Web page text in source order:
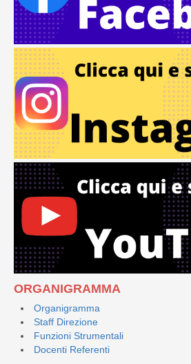
ORGANIGRAMMA
Organigramma
Staff Direzione
Funzioni Strumentali
Docenti Referenti